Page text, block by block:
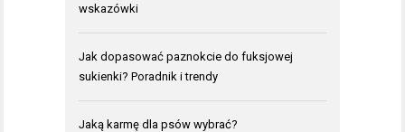
wskazówki
Jak dopasować paznokcie do fuksjowej
sukienki? Poradnik i trendy
Jaką karmę dla psów wybrać?